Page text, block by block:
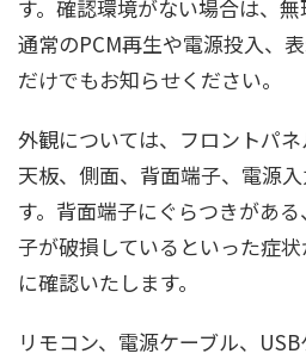
す。確認環境がない場合は、無
通常のPCM再生や電源投入、
だけでもお知らせください。
外観については、フロントパネ
天板、側面、背面端子、電源
す。背面端子にぐらつきがあ
子が破損しているといった症
に確認いたします。
リモコン、電源ケーブル、